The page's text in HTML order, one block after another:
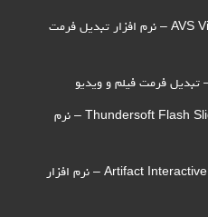
دانلود AVS Video Converter 14.1.3.4 – نرم افزار تبدیل فرمت
دانلود Thundersoft Flash Slideshow Factory 5.6.0.0 – نرم
دانلود Artifact Interactive Garden Planner 3.8.83 – نرم افزار